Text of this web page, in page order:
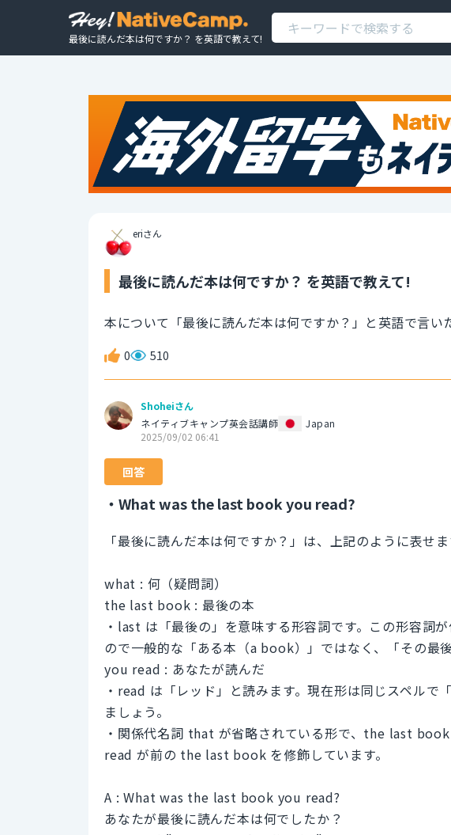
最後に読んだ本は何ですか？ を英語で教えて!
eriさん
最後に読んだ本は何ですか？ を英語で教えて!
本について「最後に読んだ本は何ですか？」と英語で言い
0 510
Shoheiさん
ネイティブキャンプ英会話講師
Japan
2025/09/02 06:41
回答
・What was the last book you read?
「最後に読んだ本は何ですか？」は、上記のように表せま
what : 何（疑問詞）
the last book : 最後の本
・last は「最後の」を意味する形容詞です。この形容詞
ので一般的な「ある本（a book）」ではなく、「その最
you read : あなたが読んだ
・read は「レッド」と読みます。現在形は同じスペルで
ましょう。
・関係代名詞 that が省略されている形で、the last
read が前の the last book を修飾しています。
A : What was the last book you read?
あなたが最後に読んだ本は何でしたか？